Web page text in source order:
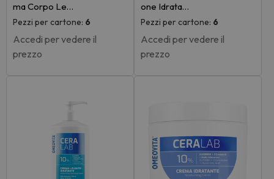
ma Corpo Le…
Pezzi per cartone: 6
Accedi per vedere il
prezzo
one Idrata…
Pezzi per cartone: 6
Accedi per vedere il
prezzo